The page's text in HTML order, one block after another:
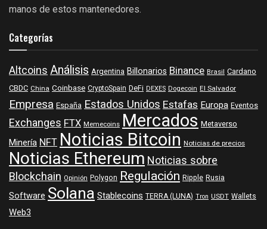
manos de estos mantenedores.
Categorías
Altcoins Análisis Argentina Billonarios Binance Brasil Cardano
CBDC China Coinbase CryptoSpain DeFi DEXES Dogecoin El Salvador
Empresa España Estados Unidos Estafas Europa Eventos
Exchanges FTX Memecoins Mercados Metaverso
Minería NFTNoticias Bitcoin Noticias de precios
Noticias EthereumNoticias sobre
Blockchain Opinión Polygon Regulación Ripple Rusia
Software Solana Stablecoins TERRA (LUNA) Tron USDT Wallets
Web3